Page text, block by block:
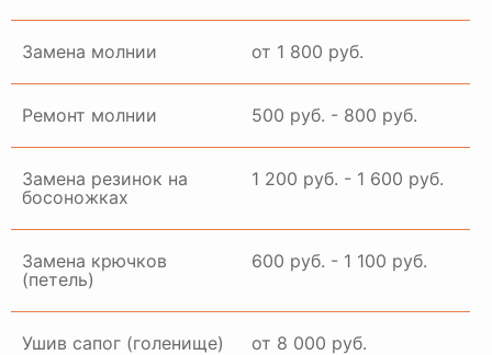
Замена молнии от 1 800 руб.
Ремонт молнии 500 руб. - 800 руб.
Замена резинок на
босоножках
1 200 руб. - 1 600 руб.
Замена крючков
(петель)
600 руб. - 1 100 руб.
Ушив сапог (голенище) от 8 000 руб.